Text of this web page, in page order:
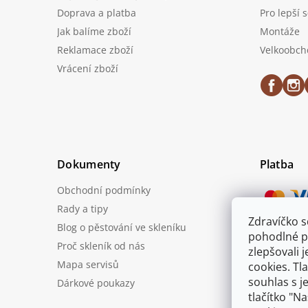
Zdravíčko
pohodlné
zlepšovali
cookies.
souhlas s
tlačítko
Doprava a platba
Jak balíme zboží
Reklamace zboží
Vrácení zboží
Pro lepší
Montáže
Dokumenty
Obchodní podmínky
Rady a tipy
Blog o pěstování ve skleníku
Proč skleník od nás
Mapa servisů
Dárkové poukazy
Platba